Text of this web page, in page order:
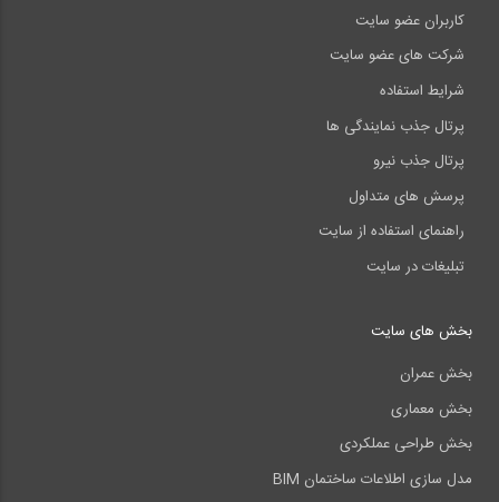
کاربران عضو سایت
شرکت های عضو سایت
شرایط استفاده
پرتال جذب نمایندگی ها
پرتال جذب نیرو
پرسش های متداول
راهنمای استفاده از سایت
تبلیغات در سایت
بخش های سایت
بخش عمران
بخش معماری
بخش طراحی عملکردی
مدل سازی اطلاعات ساختمان BIM